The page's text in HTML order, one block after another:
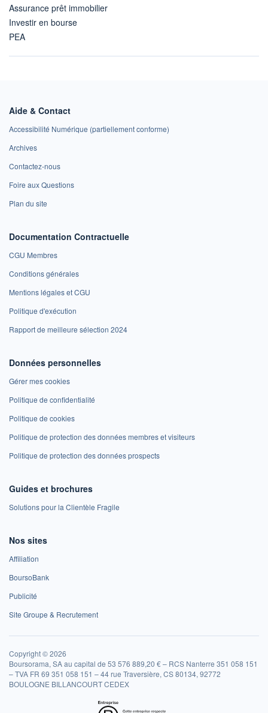
Assurance prêt immobilier
Investir en bourse
PEA
Aide & Contact
Accessibilité Numérique (partiellement conforme)
Archives
Contactez-nous
Foire aux Questions
Plan du site
Documentation Contractuelle
CGU Membres
Conditions générales
Mentions légales et CGU
Politique d'exécution
Rapport de meilleure sélection 2024
Données personnelles
Gérer mes cookies
Politique de confidentialité
Politique de cookies
Politique de protection des données membres et visiteurs
Politique de protection des données prospects
Guides et brochures
Solutions pour la Clientèle Fragile
Nos sites
Affiliation
BoursoBank
Publicité
Site Groupe & Recrutement
Copyright © 2026
Boursorama, SA au capital de 53 576 889,20 € – RCS Nanterre 351 058 151
– TVA FR 69 351 058 151 – 44 rue Traversière, CS 80134, 92772
BOULOGNE BILLANCOURT CEDEX